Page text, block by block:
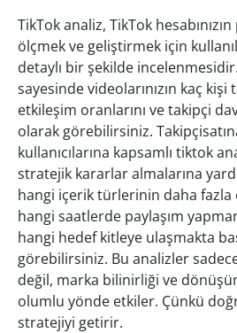
TikTok analiz, TikTok
ölçmek ve geliştirmek için
detaylı bir şekilde
sayesinde videolarınızın kaç
etkileşim oranlarını ve takipçi
olarak görebilirsiniz.
kullanıcılarına kapsamlı tiktok
stratejik kararlar almalarına
hangi içerik türlerinin daha fazla
hangi saatlerde paylaşım
hangi hedef kitleye ulaşmakta
görebilirsiniz. Bu analizler
değil, marka bilinirliği ve
olumlu yönde etkiler. Çünkü
stratejiyi getirir.